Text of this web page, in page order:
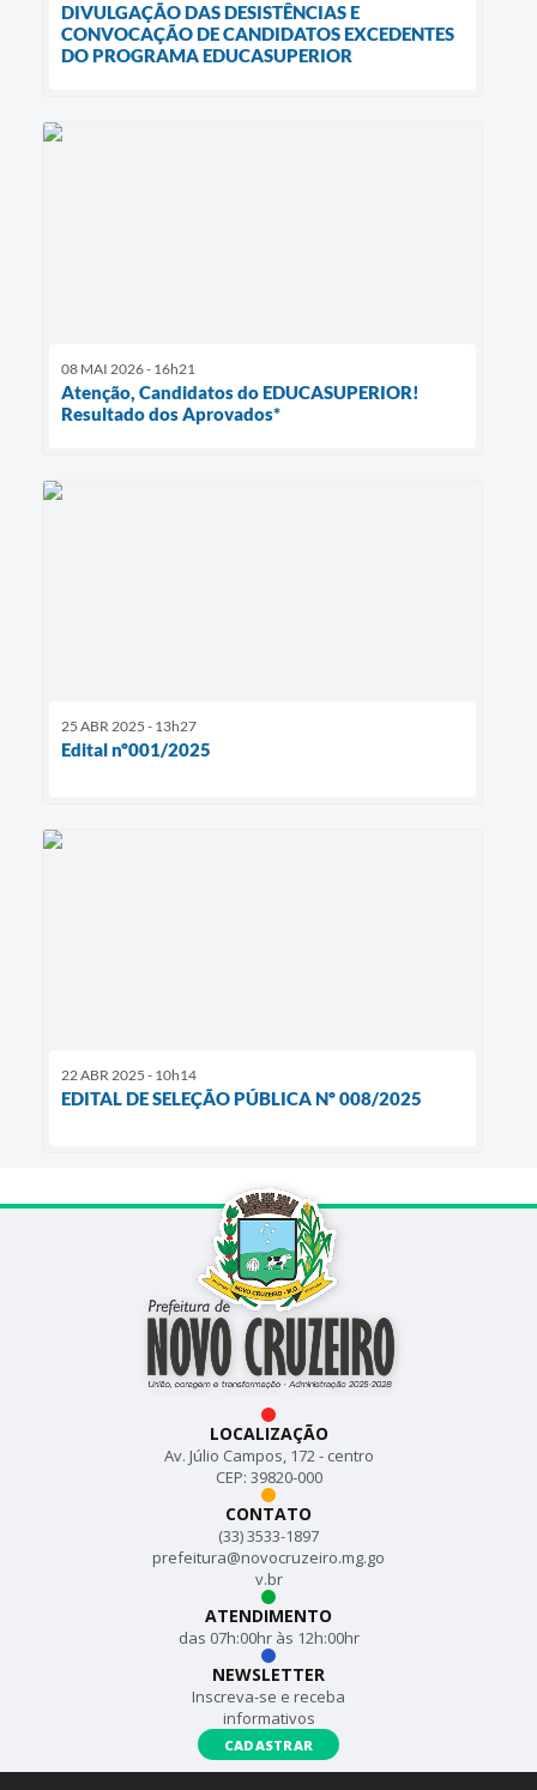
DIVULGAÇÃO DAS DESISTÊNCIAS E
CONVOCAÇÃO DE CANDIDATOS EXCEDENTES
DO PROGRAMA EDUCASUPERIOR
08 MAI 2026 - 16h21
Atenção, Candidatos do EDUCASUPERIOR!
Resultado dos Aprovados*
25 ABR 2025 - 13h27
Edital nº001/2025
22 ABR 2025 - 10h14
EDITAL DE SELEÇÃO PÚBLICA Nº 008/2025
LOCALIZAÇÃO
Av. Júlio Campos, 172 - centro
CEP: 39820-000
CONTATO
(33) 3533-1897
prefeitura@novocruzeiro.mg.go
v.br
ATENDIMENTO
das 07h:00hr às 12h:00hr
NEWSLETTER
Inscreva-se e receba
informativos
CADASTRAR